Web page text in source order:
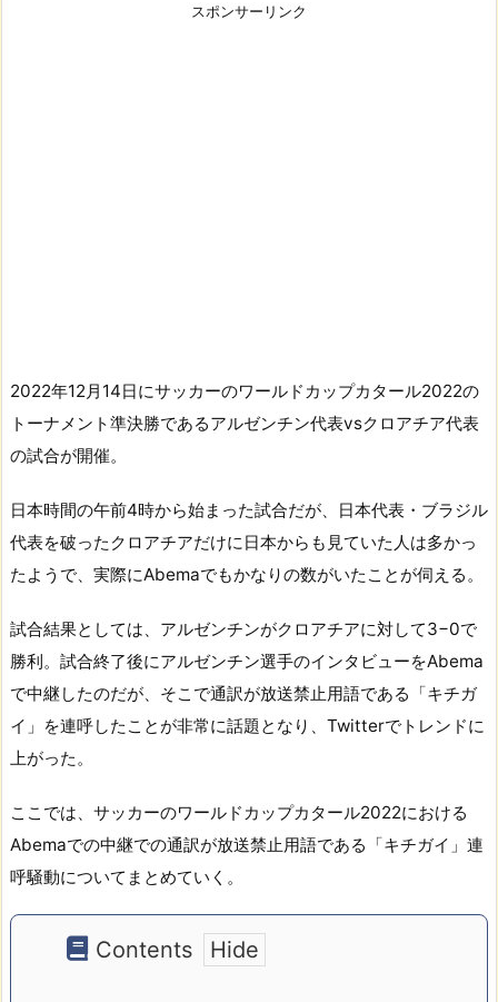
スポンサーリンク
2022年12月14日にサッカーのワールドカップカタール2022の
トーナメント準決勝であるアルゼンチン代表vsクロアチア代表
の試合が開催。
日本時間の午前4時から始まった試合だが、日本代表・ブラジル
代表を破ったクロアチアだけに日本からも見ていた人は多かっ
たようで、実際にAbemaでもかなりの数がいたことが伺える。
試合結果としては、アルゼンチンがクロアチアに対して3−0で
勝利。試合終了後にアルゼンチン選手のインタビューをAbema
で中継したのだが、そこで通訳が放送禁止用語である「キチガ
イ」を連呼したことが非常に話題となり、Twitterでトレンドに
上がった。
ここでは、サッカーのワールドカップカタール2022における
Abemaでの中継での通訳が放送禁止用語である「キチガイ」連
呼騒動についてまとめていく。
Contents